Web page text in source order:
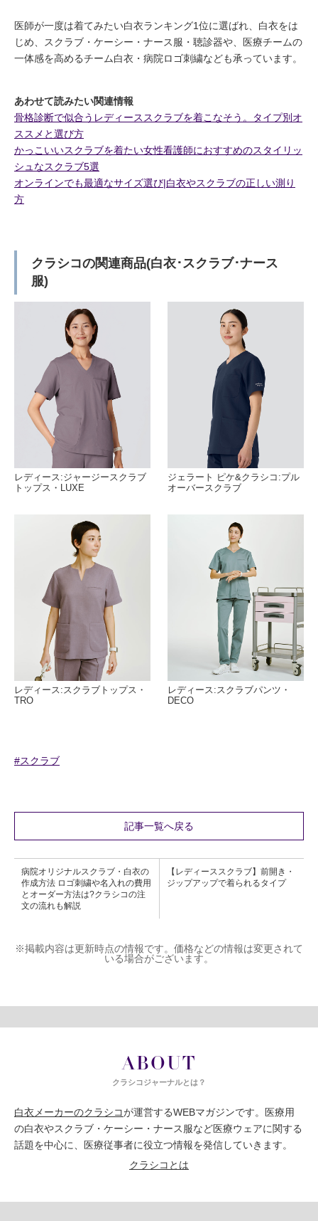
医師が一度は着てみたい白衣ランキング1位に選ばれ、白衣をは
じめ、スクラブ・ケーシー・ナース服・聴診器や、医療チームの
一体感を高めるチーム白衣・病院ロゴ刺繍なども承っています。
あわせて読みたい関連情報
骨格診断で似合うレディーススクラブを着こなそう。タイプ別オ
ススメと選び方
かっこいいスクラブを着たい女性看護師におすすめのスタイリッ
シュなスクラブ5選
オンラインでも最適なサイズ選び|白衣やスクラブの正しい測り
方
クラシコの関連商品(白衣･スクラブ･ナース
服)
レディース:ジャージースクラブ
トップス・LUXE
ジェラート ピケ&クラシコ:プル
オーバースクラブ
レディース:スクラブトップス・
TRO
レディース:スクラブパンツ・
DECO
#スクラブ
記事一覧へ戻る
病院オリジナルスクラブ・白衣の
作成方法 ロゴ刺繍や名入れの費用
とオーダー方法は?クラシコの注
文の流れも解説
【レディーススクラブ】前開き・
ジップアップで着られるタイプ
※掲載内容は更新時点の情報です。価格などの情報は変更されて
いる場合がございます。
ABOUT
クラシコジャーナルとは？
白衣メーカーのクラシコが運営するWEBマガジンです。医療用
の白衣やスクラブ・ケーシー・ナース服など医療ウェアに関する
話題を中心に、医療従事者に役立つ情報を発信していきます。
クラシコとは